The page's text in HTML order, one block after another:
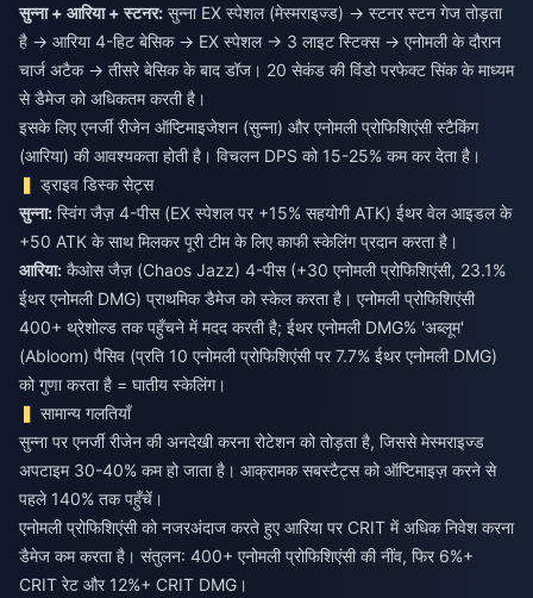
सुन्ना + आरिया + स्टनर: सुन्ना EX स्पेशल (मेस्मराइज्ड) → स्टनर स्टन गेज तोड़ता
है → आरिया 4-हिट बेसिक → EX स्पेशल → 3 लाइट स्टिक्स → एनोमली के दौरान
चार्ज अटैक → तीसरे बेसिक के बाद डॉज। 20 सेकंड की विंडो परफेक्ट सिंक के माध्यम
से डैमेज को अधिकतम करती है।
इसके लिए एनर्जी रीजेन ऑप्टिमाइजेशन (सुन्ना) और एनोमली प्रोफिशिएंसी स्टैकिंग
(आरिया) की आवश्यकता होती है। विचलन DPS को 15-25% कम कर देता है।
ड्राइव डिस्क सेट्स
सुन्ना: स्विंग जैज़ 4-पीस (EX स्पेशल पर +15% सहयोगी ATK) ईथर वेल आइडल के
+50 ATK के साथ मिलकर पूरी टीम के लिए काफी स्केलिंग प्रदान करता है।
आरिया: कैओस जैज़ (Chaos Jazz) 4-पीस (+30 एनोमली प्रोफिशिएंसी, 23.1%
ईथर एनोमली DMG) प्राथमिक डैमेज को स्केल करता है। एनोमली प्रोफिशिएंसी
400+ थ्रेशोल्ड तक पहुँचने में मदद करती है; ईथर एनोमली DMG% 'अब्लूम'
(Abloom) पैसिव (प्रति 10 एनोमली प्रोफिशिएंसी पर 7.7% ईथर एनोमली DMG)
को गुणा करता है = घातीय स्केलिंग।
सामान्य गलतियाँ
सुन्ना पर एनर्जी रीजेन की अनदेखी करना रोटेशन को तोड़ता है, जिससे मेस्मराइज्ड
अपटाइम 30-40% कम हो जाता है। आक्रामक सबस्टैट्स को ऑप्टिमाइज़ करने से
पहले 140% तक पहुँचें।
एनोमली प्रोफिशिएंसी को नजरअंदाज करते हुए आरिया पर CRIT में अधिक निवेश करना
डैमेज कम करता है। संतुलन: 400+ एनोमली प्रोफिशिएंसी की नींव, फिर 6%+
CRIT रेट और 12%+ CRIT DMG।